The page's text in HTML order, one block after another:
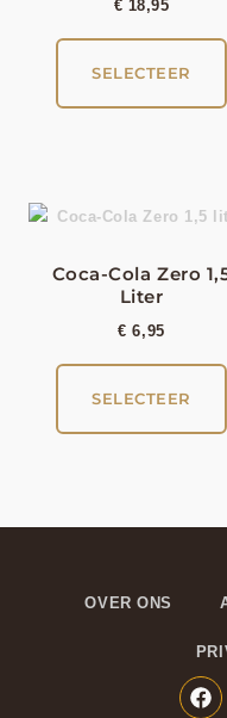
€ 18,95
SELECTEER
Coca-Cola Zero
Liter
€ 6,95
SELECTEER
OVER ONS